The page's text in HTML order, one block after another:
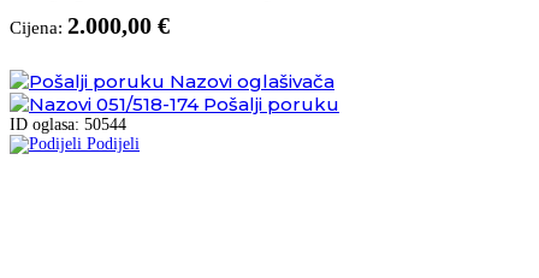
Cijena: 2.000,00 €
Nazovi oglašivača
051/518-174 Pošalji poruku
ID oglasa: 50544
Podijeli